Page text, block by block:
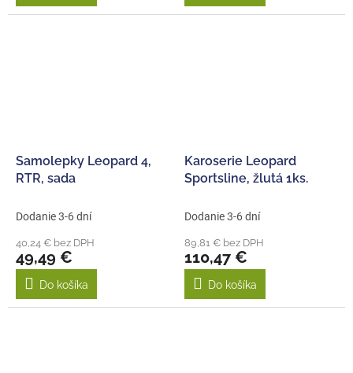
Samolepky Leopard 4,
RTR, sada
Dodanie 3-6 dní
40,24 € bez DPH
49,49 €
Do košíka
Karoserie Leopard
Sportsline, žlutá 1ks.
Dodanie 3-6 dní
89,81 € bez DPH
110,47 €
Do košíka